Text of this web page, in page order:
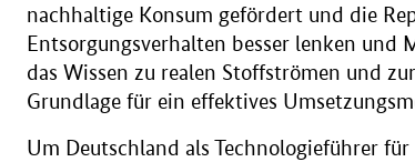
nachhaltige Konsum gefördert und die
Entsorgungsverhalten besser lenken und
das Wissen zu realen Stoffströmen und
Grundlage für ein effektives
Um Deutschland als Technologieführer